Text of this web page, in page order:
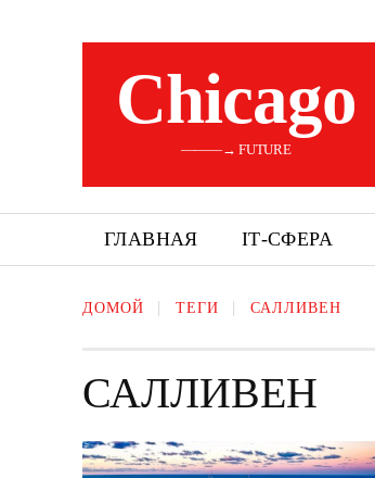
Сhicago
———→ FUTURE
ГЛАВНАЯ ІТ-СФЕРА
ДОМОЙ ТЕГИ САЛЛИВЕН
САЛЛИВЕН